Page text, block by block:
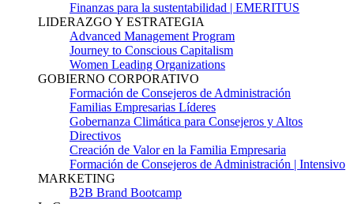
Finanzas para la sustentabilidad | EMERITUS
LIDERAZGO Y ESTRATEGIA
Advanced Management Program
Journey to Conscious Capitalism
Women Leading Organizations
GOBIERNO CORPORATIVO
Formación de Consejeros de Administración
Familias Empresarias Líderes
Gobernanza Climática para Consejeros y Altos
Directivos
Creación de Valor en la Familia Empresaria
Formación de Consejeros de Administración | Intensivo
MARKETING
B2B Brand Bootcamp